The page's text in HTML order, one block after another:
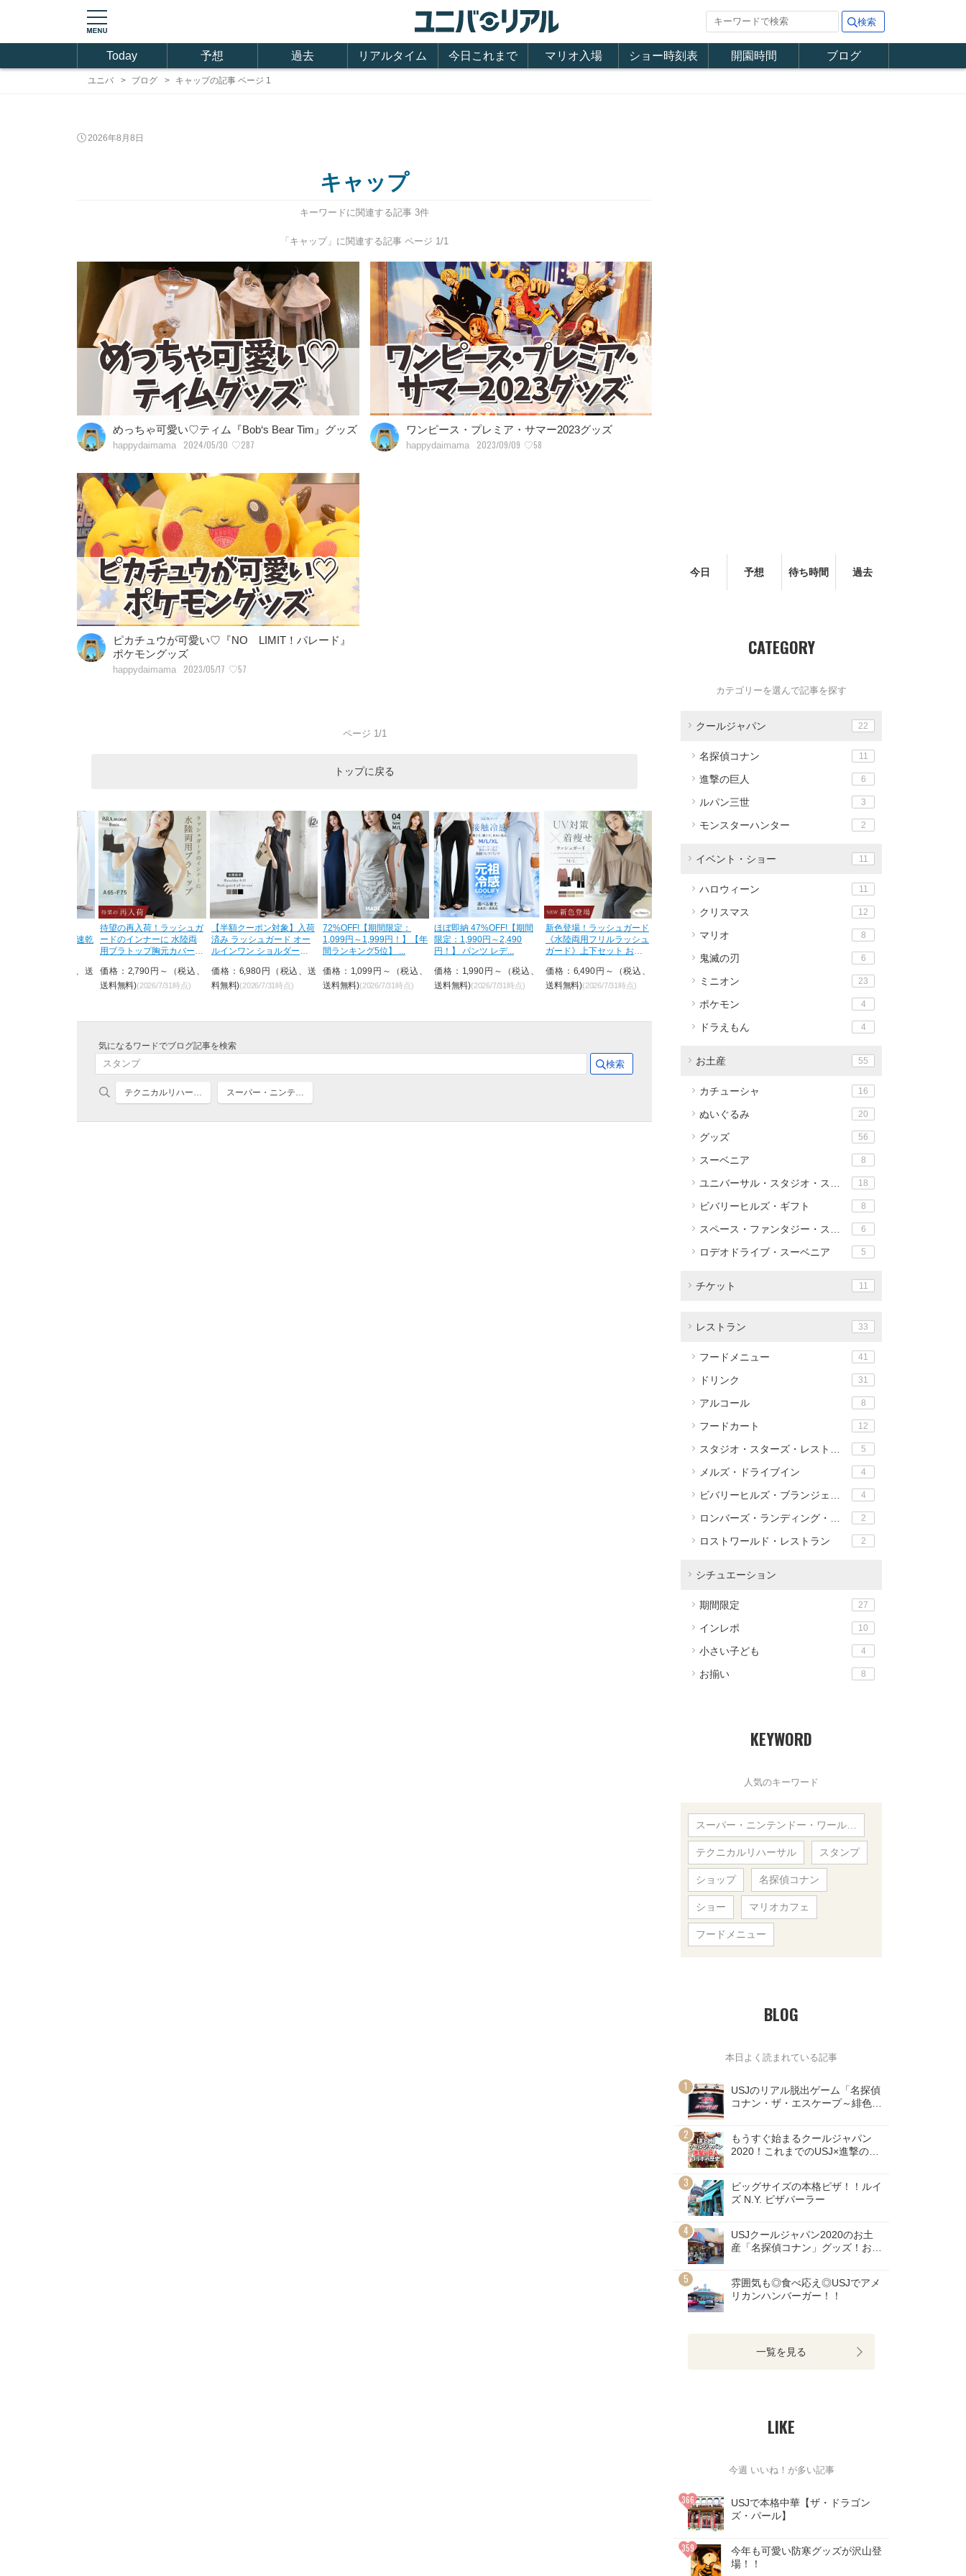
Today 予想 過去 リアルタイム 今日これまで マリオ入場 ショー時刻表 開園時間 ブログ
ユニバ ブログ キャップの記事 ページ 1
2026年8月8日
キャップ
キーワードに関連する記事 3件
「キャップ」に関連する記事 ページ 1/1
めっちゃ可愛い♡ティム『Bob‘s Bear Tim』グッズ
happydaimama 2024/05/30 ♡287
ワンピース・プレミア・サマー2023グッズ
happydaimama 2023/09/09 ♡58
ピカチュウが可愛い♡『NO LIMIT！パレード』
ポケモングッズ
happydaimama 2023/05/17 ♡57
ページ 1/1
トップに戻る
円→1,990円！】速乾
：1,990円（税込、送
待望の再入荷！ラッシュガ
ードのインナーに 水陸両
用ブラトップ胸元カバー型
価格：2,790円～（税込、
送料無料)(2026/7/31時点)
【半額クーポン対象】入荷
済み ラッシュガード オー
ルインワン ショルダーフ
価格：6,980円（税込、送
料無料)(2026/7/31時点)
72%OFF!【期間限定：
1,099円～1,999円！】【年
間ランキング5位】 ...
価格：1,099円～（税込、
送料無料)(2026/7/31時点)
ほぼ即納 47%OFF!【期間
限定：1,990円～2,490
円！】 パンツ レデ...
価格：1,990円～（税込、
送料無料)(2026/7/31時点)
新色登場！ラッシュガード
《水陸両用フリルラッシュ
ガード》上下セット おし
価格：6,490円～（税込、
送料無料)(2026/7/31時点)
気になるワードでブログ記事を検索
テクニカルリハー… スーパー・ニンテ…
今日 予想 待ち時間 過去
CATEGORY
カテゴリーを選んで記事を探す
クールジャパン 22
名探偵コナン 11
進撃の巨人 6
ルパン三世 3
モンスターハンター 2
イベント・ショー 11
ハロウィーン 11
クリスマス 12
マリオ 8
鬼滅の刃 6
ミニオン 23
ポケモン 4
ドラえもん 4
お土産 55
カチューシャ 16
ぬいぐるみ 20
グッズ 56
スーベニア 8
ユニバーサル・スタジオ・ストア 18
ビバリーヒルズ・ギフト 8
スペース・ファンタジー・ステーション 6
ロデオドライブ・スーベニア 5
チケット 11
レストラン 33
フードメニュー 41
ドリンク 31
アルコール 8
フードカート 12
スタジオ・スターズ・レストラン 5
メルズ・ドライブイン 4
ビバリーヒルズ・ブランジェリー 4
ロンバーズ・ランディング・レストラン 2
ロストワールド・レストラン 2
シチュエーション
期間限定 27
インレポ 10
小さい子ども 4
お揃い 8
KEYWORD
人気のキーワード
スーパー・ニンテンドー・ワール…
テクニカルリハーサル スタンプ
ショップ 名探偵コナン
ショー マリオカフェ
フードメニュー
BLOG
本日よく読まれている記事
USJのリアル脱出ゲーム「名探偵
コナン・ザ・エスケープ～緋色の
もうすぐ始まるクールジャパン
2020！これまでのUSJ×進撃の巨
ビッグサイズの本格ピザ！！ルイ
ズ N.Y. ピザパーラー
USJクールジャパン2020のお土
産「名探偵コナン」グッズ！お値
雰囲気も◎食べ応え◎USJでアメ
リカンハンバーガー！！
一覧を見る
LIKE
今週 いいね！が多い記事
USJで本格中華【ザ・ドラゴン
ズ・パール】
今年も可愛い防寒グッズが沢山登
場！！